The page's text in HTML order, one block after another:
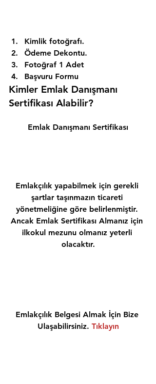
Kimlik fotoğrafı.
Ödeme Dekontu.
Fotoğraf 1 Adet
Başvuru Formu
Kimler Emlak Danışmanı
Sertifikası Alabilir?
Emlak Danışmanı Sertifikası
Emlakçılık yapabilmek için gerekli
şartlar taşınmazın ticareti
yönetmeliğine göre belirlenmiştir.
Ancak Emlak Sertifikası Almanız için
ilkokul mezunu olmanız yeterli
olacaktır.
Emlakçılık Belgesi Almak İçin Bize
Ulaşabilirsiniz. Tıklayın